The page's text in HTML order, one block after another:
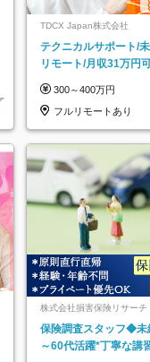
TDCX Japan株式会社
テクニカルサポート/
リモート/月収31万円
300～400万円
フルリモートあり
株式会社損害保険リサーチ
保険調査スタッフ◆未
～60代活躍*丁寧な講